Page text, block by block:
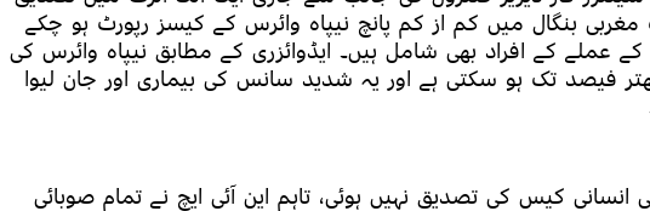
بنگال میں کم از کم پانچ نیپاہ وائرس کے کیسز رپورٹ ہو چکے
کے افراد بھی شامل ہیں۔ ایڈوائزری کے مطابق نیپاہ وائرس کی
فیصد تک ہو سکتی ہے اور یہ شدید سانس کی بیماری اور جان لیوا
کیس کی تصدیق نہیں ہوئی، تاہم این آئی ایچ نے تمام صوبائی